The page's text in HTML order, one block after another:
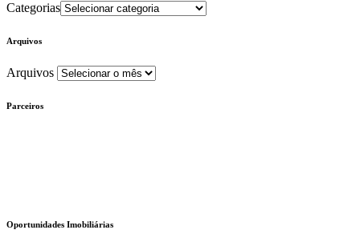
Categorias
Arquivos
Arquivos
Parceiros
Oportunidades Imobiliárias